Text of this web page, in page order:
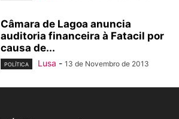
Câmara de Lagoa anuncia
auditoria financeira à Fatacil por
causa de...
POLÍTICA Lusa - 13 de Novembro de 2013